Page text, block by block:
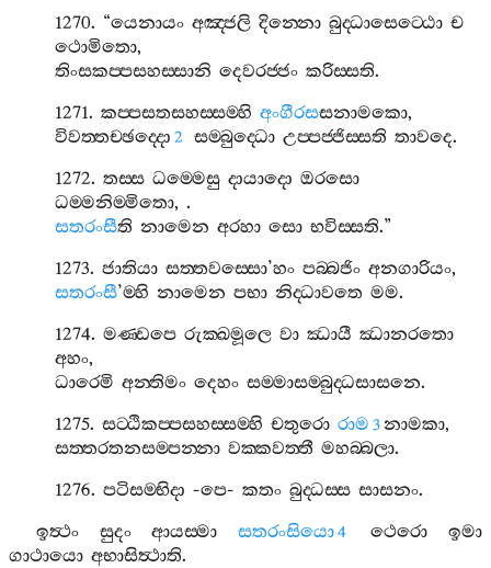
1270. “යෙනායං අඤ‍්ජලි දින‍්නො බුද‍්ධාසෙට‍්ඨො ච
ථොමිතො,
තිංසකප‍්පසහස‍්සානි දෙවරජ‍්ජං කරිස‍්සති.
1271.කප‍්පසතසහස‍්සම‍්හි අංගීරසසනාමකො,
විවත‍්තච‍්ඡද‍්දො 2 සම‍්බුද‍්ධො උප‍්පජ‍්ජිස‍්සති තාවදෙ.
1272.තස‍්ස ධම‍්මෙසු දායාදො ඔරසො
ධම‍්මනිම‍්මිතො, .
සතරංසීති නාමෙන අරහා සො භවිස‍්සති.”
1273.ජාතියා සත‍්තවස‍්සො’හං පබ‍්බජිං අනගාරියං,
සතරංසී’ම‍්හි නාමෙන පභා නිද‍්ධාවතෙ මම.
1274.මණ‍්ඩපෙ රුක‍්ඛමූලෙ වා ඣායී ඣානරතො
අහං,
ධාරෙමි අන‍්තිමං දෙහං සම‍්මාසම‍්බුද‍්ධසාසනෙ.
1275.සට‍්ඨිකප‍්පසහස‍්සම‍්හි චතුරො රාම 3නාමකා,
සත‍්තරතනසම‍්පන‍්නා වක‍්කවත‍්තී මහබ‍්බලා.
1276.පටිසම‍්භිදා -පෙ-කතං බුද‍්ධස‍්ස සාසනං.
ඉත්‍ථං
සුදං ආයස‍්මා සතරංසියො4 ථෙරො
ඉමා
ගාථායො අභාසිත්‍ථාති.